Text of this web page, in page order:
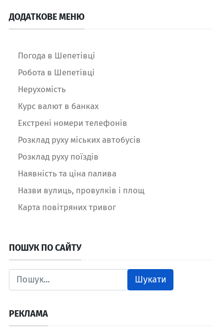
ДОДАТКОВЕ МЕНЮ
Погода в Шепетівці
Робота в Шепетівці
Нерухомість
Курс валют в банках
Екстрені номери телефонів
Розклад руху міських автобусів
Розклад руху поїздів
Наявність та ціна палива
Назви вулиць, провулків і площ
Карта повітряних тривог
ПОШУК ПО САЙТУ
Шукати
РЕКЛАМА